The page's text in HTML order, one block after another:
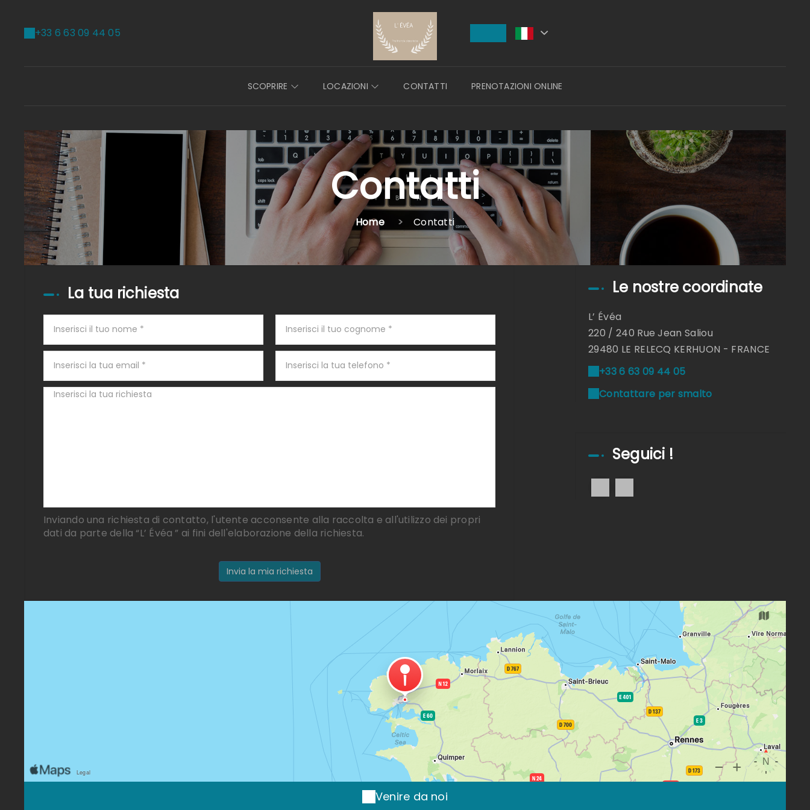
+33 6 63 09 44 05
SCOPRIRE LOCAZIONI CONTATTI PRENOTAZIONI ONLINE
Contatti
Home Contatti
La tua richiesta
Inviando una richiesta di contatto, l'utente acconsente alla raccolta e all'utilizzo dei propri
dati da parte della “L’ Évéa ” ai fini dell'elaborazione della richiesta.
Le nostre coordinate
L’ Évéa
220 / 240 Rue Jean Saliou
29480 LE RELECQ KERHUON - FRANCE
+33 6 63 09 44 05
Contattare per smalto
Seguici !
Venire da noi